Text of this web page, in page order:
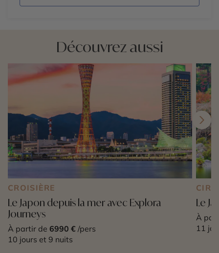
Découvrez aussi
CROISIÈRE
Le Japon depuis la mer avec Explora
Journeys
À partir de 6990 € /pers
10 jours et 9 nuits
Le
À
11